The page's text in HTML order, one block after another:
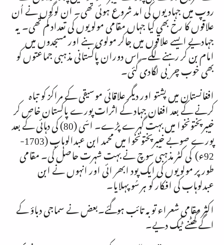
روپ میں جہادیوں کی امد شروع ہوئی تھی۔ ان لوگوں نے اُن
علاقوں کا رخ بھی کیا جہاں مقامی مولویوں کی تعداد کم تھی۔ یہ
جہادیے ایسے علاقوں میں جاکر مولوی بنے اور مسجدوں میں
امام بن کر رہنے لگے۔ اس دوران پاکستانی مذہبی جماعتوں کو
بھی خوب چربی لگادی گئی۔
افغانستان میں پشتو اور دیگر علاقائی موسیقی کے مراکز کو تباہ
کرنے کے بعد افغان جہاد کے اثرات پورے پاکستان خاص کر
خیبرپختونخوا میں بہت گہرے پڑے۔ اسّی (80) کی دہائی کے بعد
پورے صوبے خیبرپختونخوا میں محمد ابن عبدالوہاب ( 1703-
92ء) کی کٹر مذہبی سوچ نے بہت شہرت حاصل کی۔ مقامی
طور پر مولویوں کی ایک پود ابھر ائی اور انہوں نے ابن
عبدلوہاب کی افکار کو ہر سُو پہلایا۔
اکثر مقامی شعراء توبہ تائب ہوگئے۔بعض نے سماجی دباؤ کے
اگے گھٹنے ٹیک دیے۔